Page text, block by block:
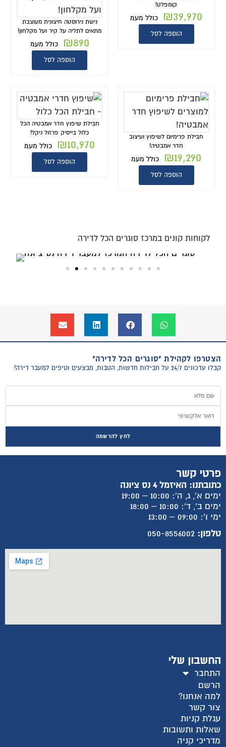
קומפלט!
₪39,970 כולל מעמ
הוספה לסל
נישת נירוסטה חיצונית מעוצבת
מתאים לתליה על קיר ועל מקלחון!
₪890 כולל מעמ
הוספה לסל
חבילת פרימיום לשיפוץ ועיצוב
חדר אמבטיה!
₪19,290 כולל מעמ
הוספה לסל
חבילת שיפוץ חדר אמבטיה הכל
כלול בייסיק פרזול ניקל!
₪10,970 כולל מעמ
הוספה לסל
לקוחות קונים במרכז סוגרים הכל לדירה
הצטרפו לקהילת "סוגרים הכל לדירה"
קבלו עדכונים 24/7 על חבילות חדשות, הטבות, מבצעים וטיפים למעבר דירה!
לחץ להרשמה
פרטי קשר
כתובתנו: האיזמל 4 נס ציונה
ימים א', ג, ה': 10:00 – 19:00
ימים ב', ד': 10:00 – 18:00
ימי ו': 09:00 – 13:00
טלפון: 050-8556002
החשבון שלי
התחבר
הרשם
למה אנחנו?
צור קשר
עגלת קניות
שאלות ותשובות
מדריכי קניה